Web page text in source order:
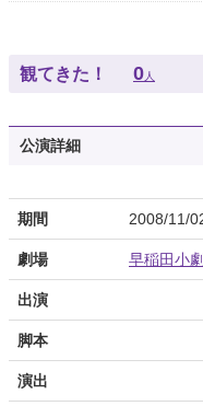
観てきた！ 0 人
公演詳細
期間 2008/11/
劇場 早稲田小
出演
脚本
演出